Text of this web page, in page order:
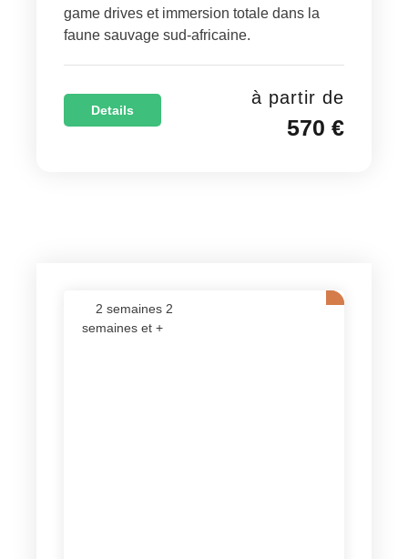
game drives et immersion totale dans la
faune sauvage sud-africaine.
Details
à partir de
570 €
2 semaines 2
semaines et +